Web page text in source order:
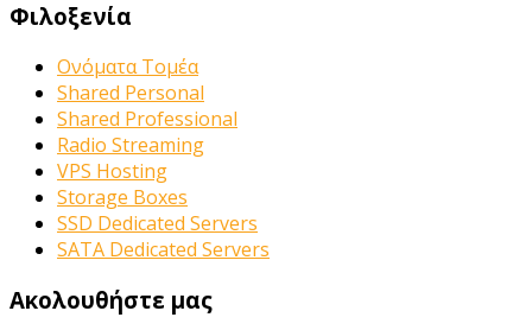
Φιλοξενία
Ονόματα Τομέα
Shared Personal
Shared Professional
Radio Streaming
VPS Hosting
Storage Boxes
SSD Dedicated Servers
SATA Dedicated Servers
Ακολουθήστε μας